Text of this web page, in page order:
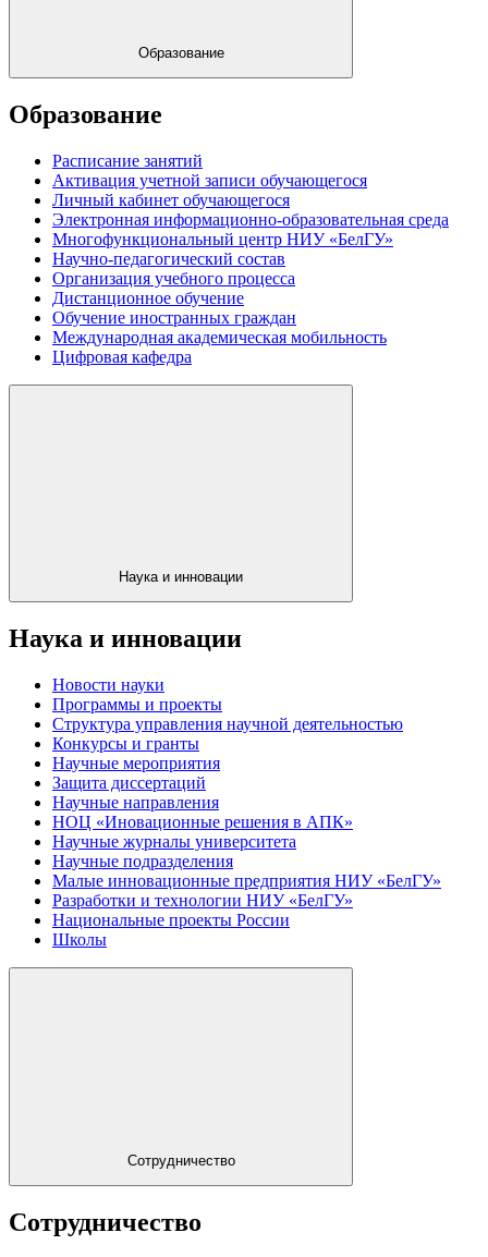
Образование
Образование
Расписание занятий
Активация учетной записи обучающегося
Личный кабинет обучающегося
Электронная информационно-образовательная среда
Многофункциональный центр НИУ «БелГУ»
Научно-педагогический состав
Организация учебного процесса
Дистанционное обучение
Обучение иностранных граждан
Международная академическая мобильность
Цифровая кафедра
Наука и инновации
Наука и инновации
Новости науки
Программы и проекты
Структура управления научной деятельностью
Конкурсы и гранты
Научные мероприятия
Защита диссертаций
Научные направления
НОЦ «Иновационные решения в АПК»
Научные журналы университета
Научные подразделения
Малые инновационные предприятия НИУ «БелГУ»
Разработки и технологии НИУ «БелГУ»
Национальные проекты России
Школы
Сотрудничество
Сотрудничество